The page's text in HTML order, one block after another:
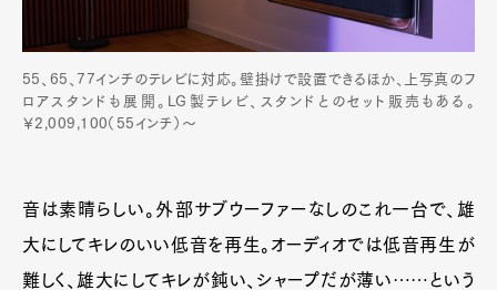
55、65、77インチのテレビに対応。壁掛けで設置できるほか、上写真のフ
ロアスタンドも展開。LG製テレビ、スタンドとのセット販売もある。
￥2,009,100（55インチ）～
音は素晴らしい。外部サブウーファーなしのこれ一台で、雄
大にしてキレのいい低音を再生。オーディオでは低音再生が
難しく、雄大にしてキレが鈍い、シャープだが薄い……という